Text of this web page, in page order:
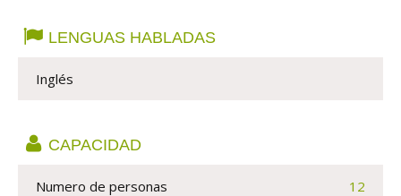
LENGUAS HABLADAS
Inglés
CAPACIDAD
Numero de personas 12